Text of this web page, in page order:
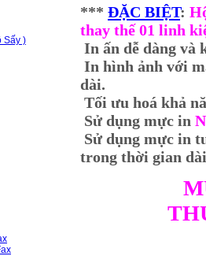
Sấy )
*** ĐẶC BIỆT:
thay thế 01 linh
In ấn dễ dàng và
In hình ảnh với
dài.
Tối ưu hoá khả
Sử dụng mực in
Sử dụng mực in
trong thời gian